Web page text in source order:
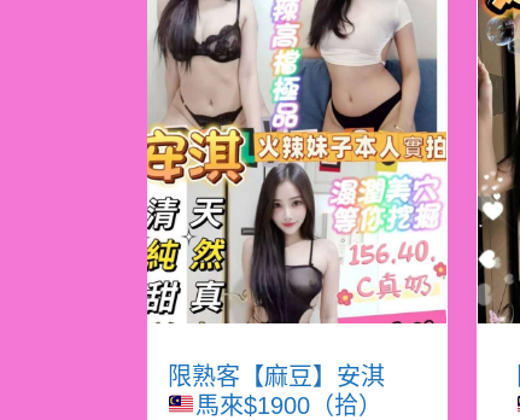
限熟客【麻豆】安淇
馬來$1900（拾）